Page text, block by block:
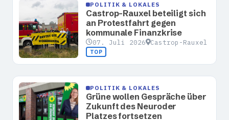
POLITIK & LOKALES
Castrop-Rauxel beteiligt sich
an Protestfahrt gegen
kommunale Finanzkrise
07. Juli 2026 Castrop-Rauxel
TOP
POLITIK & LOKALES
Grüne wollen Gespräche über
Zukunft des Neuroder
Platzes fortsetzen